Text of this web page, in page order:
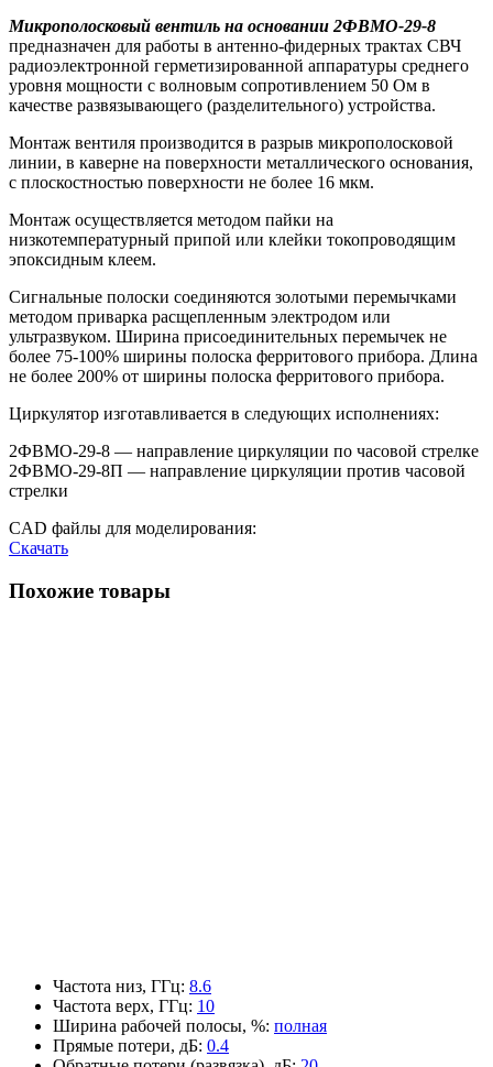
Микрополосковый вентиль на основании 2ФВМO-29-8
предназначен для работы в антенно-фидерных трактах СВЧ
радиоэлектронной герметизированной аппаратуры среднего
уровня мощности с волновым сопротивлением 50 Ом в
качестве развязывающего (разделительного) устройства.
Монтаж вентиля производится в разрыв микрополосковой
линии, в каверне на поверхности металлического основания,
с плоскостностью поверхности не более 16 мкм.
Монтаж осуществляется методом пайки на
низкотемпературный припой или клейки токопроводящим
эпоксидным клеем.
Сигнальные полоски соединяются золотыми перемычками
методом приварка расщепленным электродом или
ультразвуком. Ширина присоединительных перемычек не
более 75-100% ширины полоска ферритового прибора. Длина
не более 200% от ширины полоска ферритового прибора.
Циркулятор изготавливается в следующих исполнениях:
2ФВМO-29-8 — направление циркуляции по часовой стрелке
2ФВМO-29-8П — направление циркуляции против часовой
стрелки
CAD файлы для моделирования:
Скачать
Похожие товары
Частота низ, ГГц: 8.6
Частота верх, ГГц: 10
Ширина рабочей полосы, %: полная
Прямые потери, дБ: 0.4